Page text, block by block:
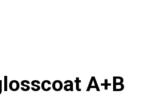
A+B